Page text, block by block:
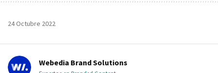
24 Octubre 2022
Webedia Brand Solutions